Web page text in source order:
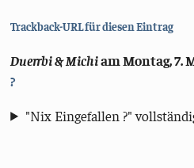
Trackback-URL für diesen Eintrag
Duerrbi & MichiamMontag, 7.
?
"Nix Eingefallen ?"